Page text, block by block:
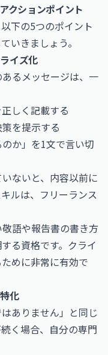
クションポイント
下の5つのポイント
いきましょう。
イズ化
るメッセージは、一
しく記載する
を提示する
か」を1文で言い切
ないと、内容以前に
ルは、フリーランス
語や報告書の書き方
る資格です。クライ
めに非常に有効で
化
ありません」と同じ
く場合、自分の専門